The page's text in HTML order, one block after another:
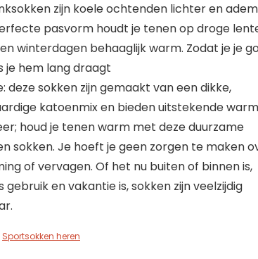
zijn koele ochtenden lichter en
pasvorm houdt je tenen op droge
winterdagen behaaglijk warm. Zodat je je
je hem lang draagt
deze sokken zijn gemaakt van een dikke,
katoenmix en bieden uitstekende
houd je tenen warm met deze duurzame
sokken. Je hoeft je geen zorgen te maken
of vervagen. Of het nu buiten of binnen is,
gebruik en vakantie is, sokken zijn veelzijdig
Sportsokken heren